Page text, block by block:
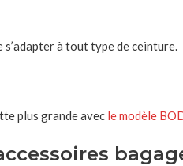
à tout type de ceinture.
plus grande avec le modèle